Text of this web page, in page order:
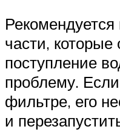
части, которые
поступление
проблему.
фильтре, его
и